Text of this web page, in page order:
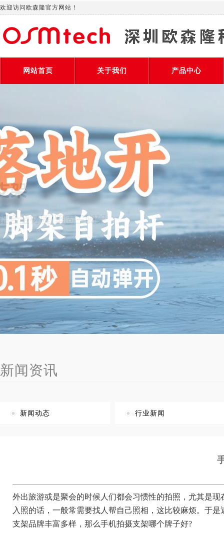
欢迎访问欧森隆官方网站！
网站首页 关于我们 产品中心
新闻资讯
新闻动态 行业新闻
外出旅游或是聚会的时候人们都会习惯性的拍照，尤其是现
入照的话，一般常需要找人帮自己照相，这比较麻烦。于
支架品牌丰富多样，那么手机拍摄支架哪个牌子好?